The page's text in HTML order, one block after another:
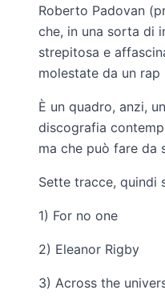
Roberto Padovan
che, in una sorta di
strepitosa e
molestate da un rap
È un quadro, anzi,
discografia
ma che può fare da
Sette tracce, quindi
1) For no one
2) Eleanor Rigby
3) Across the